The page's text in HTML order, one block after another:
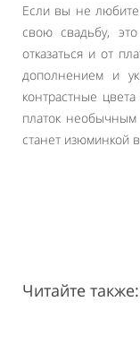
Если вы не любите
свою свадьбу,
отказаться и от
дополнением и
контрастные
платок необычным
станет изюминкой
Читайте также: